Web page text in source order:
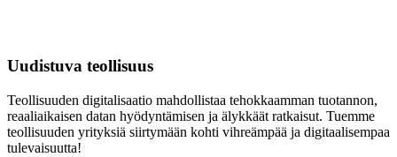
Uudistuva teollisuus
Teollisuuden digitalisaatio mahdollistaa tehokkaamman tuotannon,
reaaliaikaisen datan hyödyntämisen ja älykkäät ratkaisut. Tuemme
teollisuuden yrityksiä siirtymään kohti vihreämpää ja digitaalisempaa
tulevaisuutta!